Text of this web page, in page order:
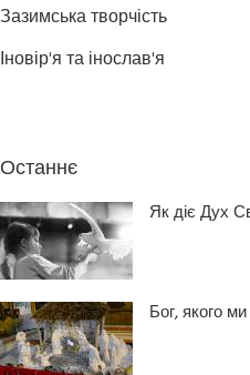
Зазимська творчість
Іновір'я та інослав'я
Останнє
Як діє Дух
Бог, якого